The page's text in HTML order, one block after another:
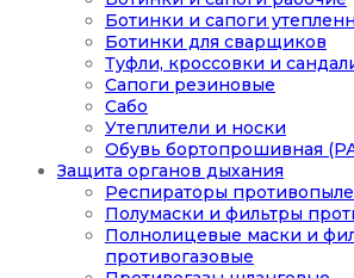
Ботинки и сапоги
Ботинки для сварщиков
Туфли, кроссовки и
Сапоги резиновые
Сабо
Утеплители и носки
Обувь бортопрошивная
Защита органов дыхания
Респираторы
Полумаски и фильтры
Полнолицевые маски и
противогазовые